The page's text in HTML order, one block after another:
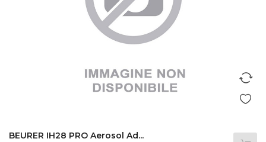
BEURER IH28 PRO Aerosol Ad...